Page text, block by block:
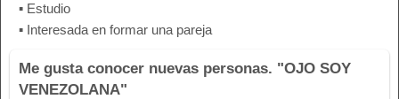
▪ Estudio
▪ Interesada en formar una pareja
Me gusta conocer nuevas personas. "OJO SOY
VENEZOLANA"